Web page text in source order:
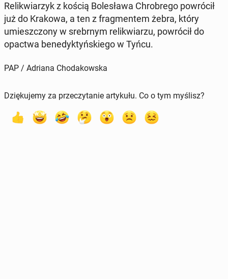
Re­li­kwia­rzyk z kością Bo­le­sła­wa Chro­bre­go po­wró­cił
już do Krakowa, a ten z frag­men­tem żebra, który
umiesz­czo­ny w srebr­nym re­li­kwia­rzu, po­wró­cił do
opactwa be­ne­dyk­tyń­skie­go w Tyńcu.
PAP / Adriana Chodakowska
Dziękujemy za przeczytanie artykułu. Co o tym myślisz?